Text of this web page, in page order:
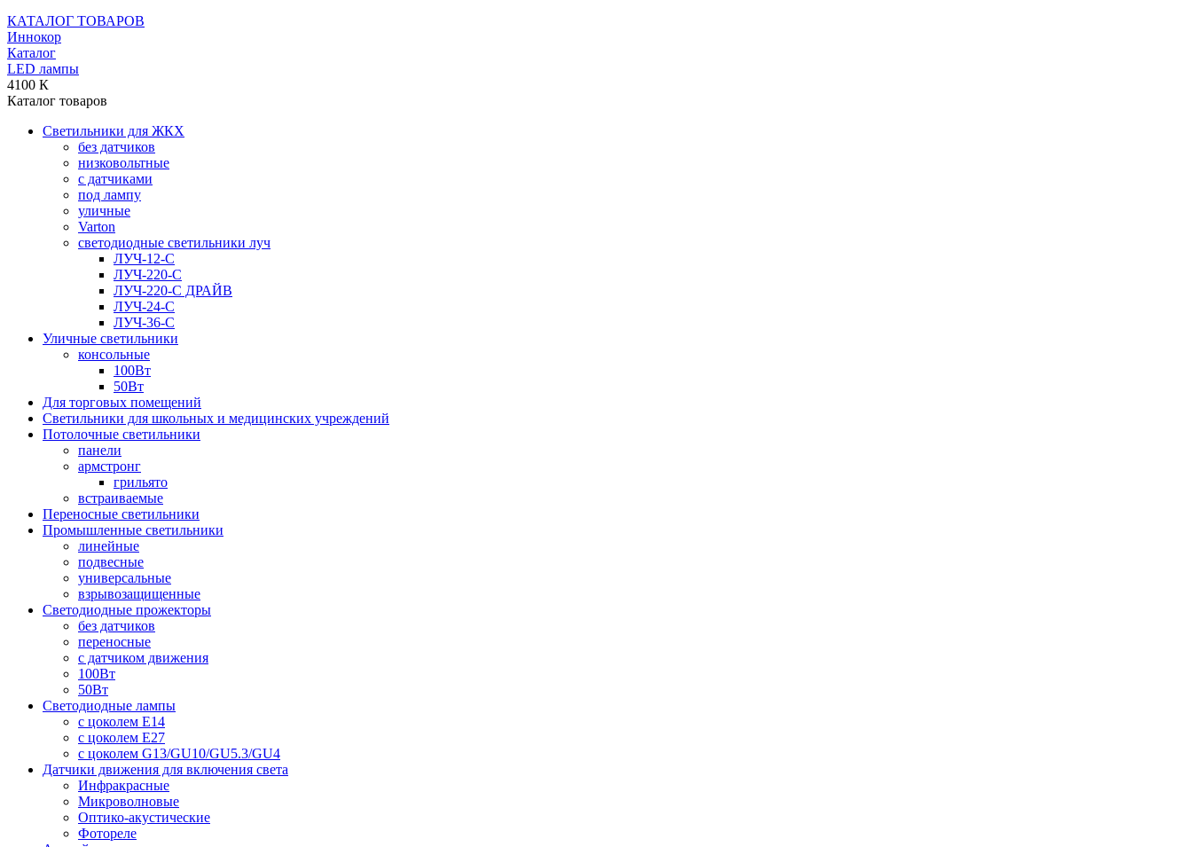
КАТАЛОГ ТОВАРОВ
Иннокор
Каталог
LED лампы
4100 К
Каталог товаров
Светильники для ЖКХ
без датчиков
низковольтные
с датчиками
под лампу
уличные
Varton
светодиодные светильники луч
ЛУЧ-12-С
ЛУЧ-220-С
ЛУЧ-220-С ДРАЙВ
ЛУЧ-24-С
ЛУЧ-36-С
Уличные светильники
консольные
100Вт
50Вт
Для торговых помещений
Светильники для школьных и медицинских учреждений
Потолочные светильники
панели
армстронг
грильято
встраиваемые
Переносные светильники
Промышленные светильники
линейные
подвесные
универсальные
взрывозащищенные
Светодиодные прожекторы
без датчиков
переносные
с датчиком движения
100Вт
50Вт
Светодиодные лампы
с цоколем E14
с цоколем E27
с цоколем G13/GU10/GU5.3/GU4
Датчики движения для включения света
Инфракрасные
Микроволновые
Оптико-акустические
Фотореле